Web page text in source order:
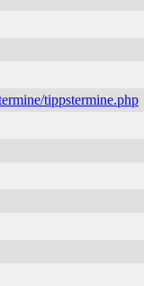
tippstermine.php